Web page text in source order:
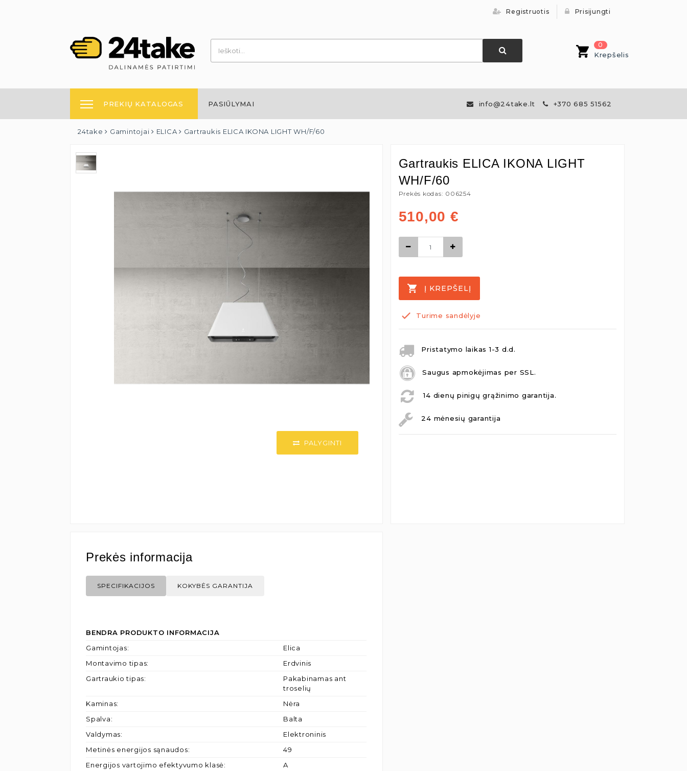
Registruotis Prisijungti
0
Krepšelis
PREKIŲ KATALOGAS PASIŪLYMAI info@24take.lt +370 685 51562
24take Gamintojai ELICA Gartraukis ELICA IKONA LIGHT WH/F/60
PALYGINTI
Gartraukis ELICA IKONA LIGHT
WH/F/60
Prekės kodas: 006254
510,00 €
Į KREPŠELĮ
Turime sandėlyje
Pristatymo laikas 1-3 d.d.
Saugus apmokėjimas per SSL.
14 dienų pinigų grąžinimo garantija.
24 mėnesių garantija
Prekės informacija
SPECIFIKACIJOS KOKYBĖS GARANTIJA
BENDRA PRODUKTO INFORMACIJA
Gamintojas:
Elica
Montavimo tipas:
Erdvinis
Gartraukio tipas:
Pakabinamas ant
troselių
Kaminas:
Nėra
Spalva:
Balta
Valdymas:
Elektroninis
Metinės energijos sąnaudos:
49
Energijos vartojimo efektyvumo klasė:
A